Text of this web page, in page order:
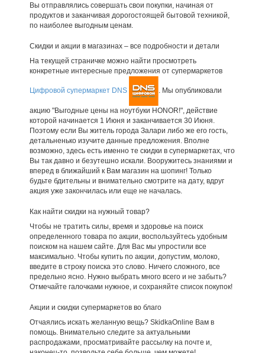
Вы отправлялись совершать свои покупки, начиная от
продуктов и заканчивая дорогостоящей бытовой техникой,
по наиболее выгодным ценам.
Скидки и акции в магазинах – все подробности и детали
На текущей страничке можно найти просмотреть
конкретные интересные предложения от супермаркетов
Цифровой супермаркет DNS . Мы опубликовали
акцию "Выгодные цены на ноутбуки HONOR!", действие
которой начинается 1 Июня и заканчивается 30 Июня.
Поэтому если Вы житель города Залари либо же его гость,
детальненько изучите данные предложения. Вполне
возможно, здесь есть именно те скидки в супермаркетах, что
Вы так давно и безутешно искали. Вооружитесь знаниями и
вперед в ближайший к Вам магазин на шопинг! Только
будьте бдительны и внимательно смотрите на дату, вдруг
акция уже закончилась или еще не началась.
Как найти скидки на нужный товар?
Чтобы не тратить силы, время и здоровье на поиск
определенного товара по акции, воспользуйтесь удобным
поиском на нашем сайте. Для Вас мы упростили все
максимально. Чтобы купить по акции, допустим, молоко,
введите в строку поиска это слово. Ничего сложного, все
предельно ясно. Нужно выбрать много всего и не забыть?
Отмечайте галочками нужное, и сохраняйте список покупок!
Акции и скидки супермаркетов во благо
Отчаялись искать желанную вещь? SkidkaOnline Вам в
помощь. Внимательно следите за актуальными
распродажами, просматривайте рассылку на почте и,